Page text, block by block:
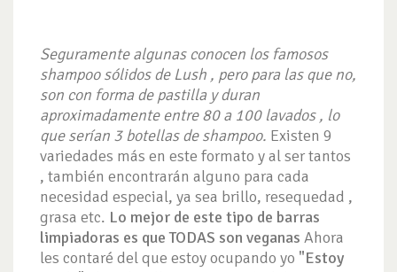
Seguramente algunas conocen los famosos
shampoo sólidos de Lush , pero para las que no,
son con forma de pastilla y duran
aproximadamente entre 80 a 100 lavados , lo
que serían 3 botellas de shampoo. Existen 9
variedades más en este formato y al ser tantos
, también encontrarán alguno para cada
necesidad especial, ya sea brillo, resequedad ,
grasa etc. Lo mejor de este tipo de barras
limpiadoras es que TODAS son veganas Ahora
les contaré del que estoy ocupando yo "Estoy